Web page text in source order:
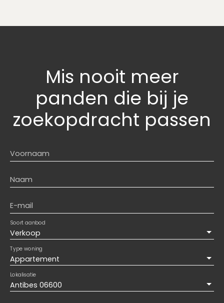
Mis nooit meer
panden die bij je
zoekopdracht passen
Voornaam
Naam
E-mail
Verkoop
Soort aanbod
Appartement
Type woning
Antibes 06600
Lokalisatie